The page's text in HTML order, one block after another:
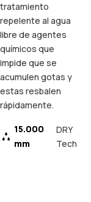
tratamiento
repelente al agua
libre de agentes
químicos que
impide que se
acumulen gotas y
estas resbalen
rápidamente.
15.000
mm
DRY
Tech